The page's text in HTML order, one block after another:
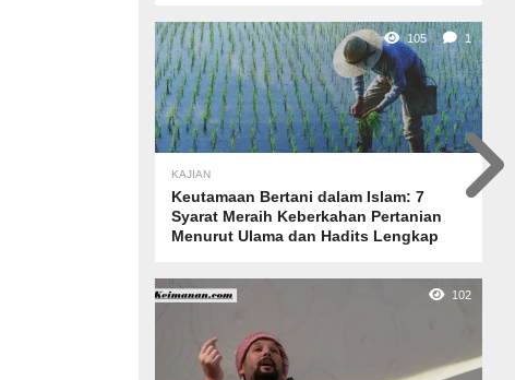
105 1
KAJIAN
Keutamaan Bertani dalam Islam: 7
Syarat Meraih Keberkahan Pertanian
Menurut Ulama dan Hadits Lengkap
102